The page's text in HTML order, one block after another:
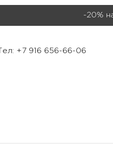
-20%
Тел: +7 916 656-66-06